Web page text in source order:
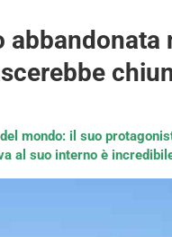
mondo: il suo
al suo interno è